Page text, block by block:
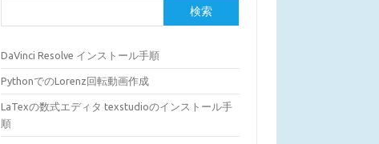
検索
DaVinci Resolve インストール手順
PythonでのLorenz回転動画作成
LaTexの数式エディタ texstudioのインストール手
順